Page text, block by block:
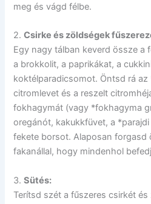
meg és vágd félbe.
2.Csirke és zöldségek
Egy nagy tálban keverd össze a
a brokkolit, a paprikákat, a
koktélparadicsomot. Öntsd rá az
citromlevet és a reszelt
fokhagymát (vagy *fokhagyma
oregánót, kakukkfüvet, a
fekete borsot. Alaposan forgasd
fakanállal, hogy mindenhol
3.Sütés:
Terítsd szét a fűszeres csirkét